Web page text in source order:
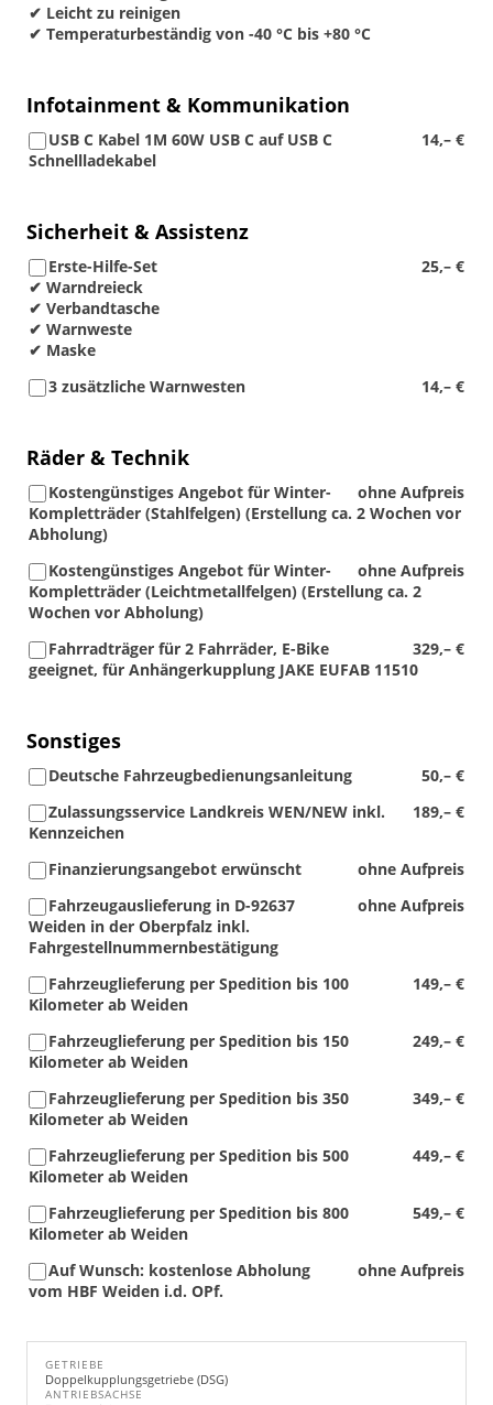
✔ Leicht zu reinigen
✔ Temperaturbeständig von -40 °C bis +80 °C
Infotainment & Kommunikation
14,– €
USB C Kabel 1M 60W USB C auf USB C
Schnellladekabel
Sicherheit & Assistenz
25,– €
Erste-Hilfe-Set
✔ Warndreieck
✔ Verbandtasche
✔ Warnweste
✔ Maske
14,– €
3 zusätzliche Warnwesten
Räder & Technik
ohne Aufpreis
Kostengünstiges Angebot für Winter-
Kompletträder (Stahlfelgen) (Erstellung ca. 2 Wochen vor
Abholung)
ohne Aufpreis
Kostengünstiges Angebot für Winter-
Kompletträder (Leichtmetallfelgen) (Erstellung ca. 2
Wochen vor Abholung)
329,– €
Fahrradträger für 2 Fahrräder, E-Bike
geeignet, für Anhängerkupplung JAKE EUFAB 11510
Sonstiges
50,– €
Deutsche Fahrzeugbedienungsanleitung
189,– €
Zulassungsservice Landkreis WEN/NEW inkl.
Kennzeichen
ohne Aufpreis
Finanzierungsangebot erwünscht
ohne Aufpreis
Fahrzeugauslieferung in D-92637
Weiden in der Oberpfalz inkl.
Fahrgestellnummernbestätigung
149,– €
Fahrzeuglieferung per Spedition bis 100
Kilometer ab Weiden
249,– €
Fahrzeuglieferung per Spedition bis 150
Kilometer ab Weiden
349,– €
Fahrzeuglieferung per Spedition bis 350
Kilometer ab Weiden
449,– €
Fahrzeuglieferung per Spedition bis 500
Kilometer ab Weiden
549,– €
Fahrzeuglieferung per Spedition bis 800
Kilometer ab Weiden
ohne Aufpreis
Auf Wunsch: kostenlose Abholung
vom HBF Weiden i.d. OPf.
GETRIEBE
Doppelkupplungsgetriebe (DSG)
ANTRIEBSACHSE